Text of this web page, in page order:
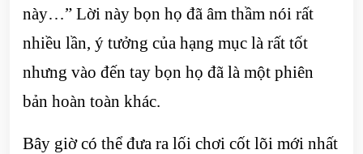
này…” Lời này bọn họ đã âm thầm nói rất
nhiều lần, ý tưởng của hạng mục là rất tốt
nhưng vào đến tay bọn họ đã là một phiên
bản hoàn toàn khác.
Bây giờ có thể đưa ra lối chơi cốt lõi mới nhất